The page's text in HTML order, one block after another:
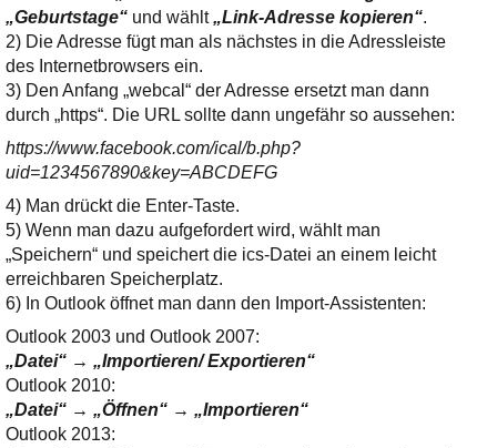
„Geburtstage“und wählt„Link-Adresse kopieren“.
2) Die Adresse fügt man als nächstes in die Adressleiste
des Internetbrowsers ein.
3) Den Anfang „webcal“ der Adresse ersetzt man dann
durch „https“. Die URL sollte dann ungefähr so aussehen:
https://www.facebook.com/ical/b.php?
uid=1234567890&key=ABCDEFG
4) Man drückt die Enter-Taste.
5) Wenn man dazu aufgefordert wird, wählt man
„Speichern“ und speichert die ics-Datei an einem leicht
erreichbaren Speicherplatz.
6) In Outlook öffnet man dann den Import-Assistenten:
Outlook 2003 und Outlook 2007:
„Datei“ → „Importieren/ Exportieren“
Outlook 2010:
„Datei“ → „Öffnen“ → „Importieren“
Outlook 2013: